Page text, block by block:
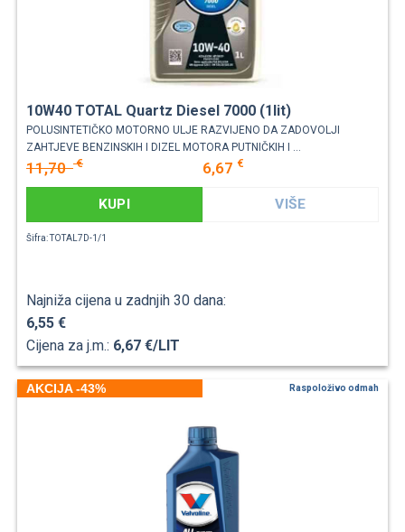
10W40 TOTAL Quartz Diesel 7000 (1lit)
POLUSINTETIČKO MOTORNO ULJE RAZVIJENO DA ZADOVOLJI
ZAHTJEVE BENZINSKIH I DIZEL MOTORA PUTNIČKIH I ...
11,70€ 6,67 €
KUPI VIŠE
Šifra: TOTAL7D-1/1
Najniža cijena u zadnjih 30 dana:
6,55 €
Cijena za j.m.: 6,67 €/LIT
AKCIJA -43% Raspoloživo odmah